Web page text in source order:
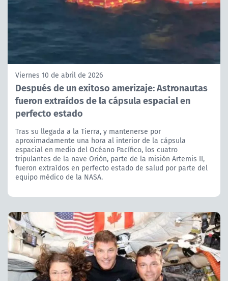
Viernes 10 de abril de 2026
Después de un exitoso amerizaje: Astronautas
fueron extraídos de la cápsula espacial en
perfecto estado
Tras su llegada a la Tierra, y mantenerse por
aproximadamente una hora al interior de la cápsula
espacial en medio del Océano Pacífico, los cuatro
tripulantes de la nave Orión, parte de la misión Artemis II,
fueron extraídos en perfecto estado de salud por parte del
equipo médico de la NASA.